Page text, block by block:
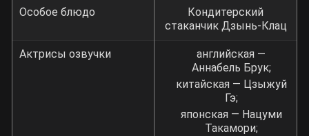
Особое блюдо
Кондитерский
стаканчик Дзынь-Клац
Актрисы озвучки
английская —
Аннабель Брук;
китайская — Цзыжуй
Гэ;
японская — Нацуми
Такамори;